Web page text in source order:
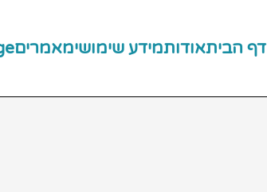
דף הביתאודותמידע שימושימאמרים